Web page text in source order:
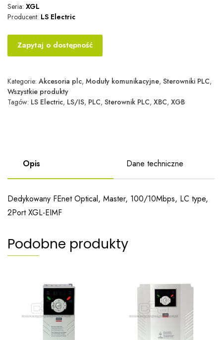
Seria: XGL
Producent: LS Electric
Zapytaj o dostępność
Kategorie: Akcesoria plc, Moduły komunikacyjne, Sterowniki PLC,
Wszystkie produkty
Tagów: LS Electric, LS/IS, PLC, Sterownik PLC, XBC, XGB
Opis Dane techniczne
Dedykowany FEnet Optical, Master, 100/10Mbps, LC type,
2Port XGL-EIMF
Podobne produkty